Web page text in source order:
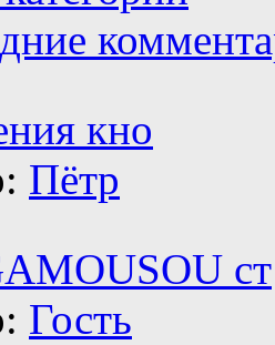
кно
Пётр
ст
Гость